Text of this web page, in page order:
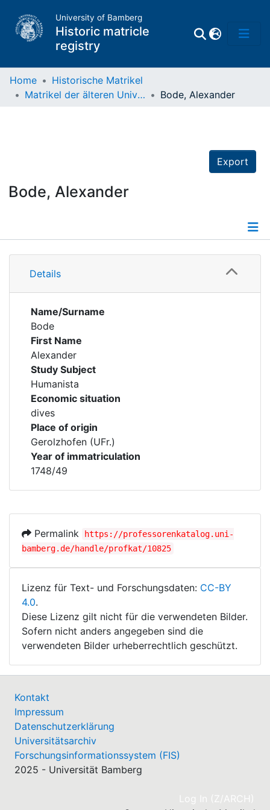
University of Bamberg
Historic matricle
registry
Home
Historische Matrikel
Matrikel der älteren Universität
Bode, Alexander
Export
Bode, Alexander
Details
Details
Name/Surname
Bode
First Name
Alexander
Study Subject
Humanista
Economic situation
dives
Place of origin
Gerolzhofen (UFr.)
Year of immatriculation
1748/49
Permalink
https://professorenkatalog.uni-
bamberg.de/handle/profkat/10825
Lizenz für Text- und Forschungsdaten: CC-BY
4.0.
Diese Lizenz gilt nicht für die verwendeten Bilder.
Sofern nicht anders angegeben sind die
verwendeten Bilder urheberrechtlich geschützt.
Kontakt
Impressum
Datenschutzerklärung
Universitätsarchiv
Forschungsinformationssystem (FIS)
2025 - Universität Bamberg
Log In (Z/ARCH)